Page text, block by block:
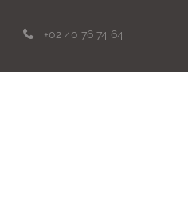
+02 40 76 74 64